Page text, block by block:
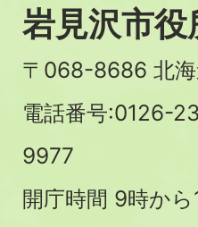
岩見沢市役
〒068-8686 北海
電話番号:0126-
9977
開庁時間 9時か